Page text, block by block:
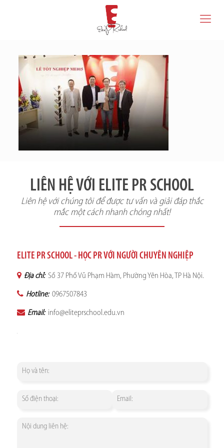
LIÊN HỆ VỚI ELITE PR SCHOOL
Liên hệ với chúng tôi để được tư vấn và giải đáp thắc
mắc một cách nhanh chóng nhất!
ELITE PR SCHOOL - HỌC PR VỚI NGƯỜI CHUYÊN NGHIỆP
Địa chỉ: Số 37 Phố Vũ Phạm Hàm, Phường Yên Hòa, TP Hà Nội.
Hotline: 0967507843
Email: info@eliteprschool.edu.vn